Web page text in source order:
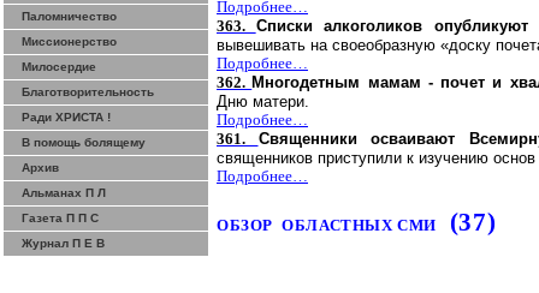
Паломничество
Миссионерство
Милосердие
Благотворительность
Ради ХРИСТА !
В помощь болящему
Архив
Альманах П Л
Газета П П С
Журнал П Е В
Подробнее…
363. Списки алкоголиков
вывешивать на своеобразную «доску
Подробнее…
362. Многодетным мамам - почет и
Дню матери.
Подробнее…
361. Священники осваивают
священников приступили к изучению
Подробнее…
ОБЗОР ОБЛАСТНЫХ СМИ (37)